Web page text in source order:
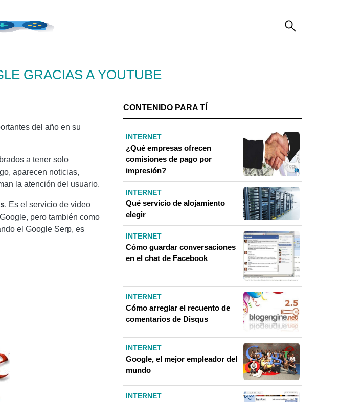
GRACIAS A YOUTUBE
del año en su
a tener solo
aparecen noticias,
la atención del usuario.
. Es el servicio de video
pero también como
el Google Serp, es
CONTENIDO PARA TÍ
INTERNET
¿Qué empresas ofrecen
comisiones de pago por
impresión?
INTERNET
Qué servicio de alojamiento
elegir
INTERNET
Cómo guardar conversaciones
en el chat de Facebook
INTERNET
Cómo arreglar el recuento de
comentarios de Disqus
INTERNET
Google, el mejor empleador del
mundo
INTERNET